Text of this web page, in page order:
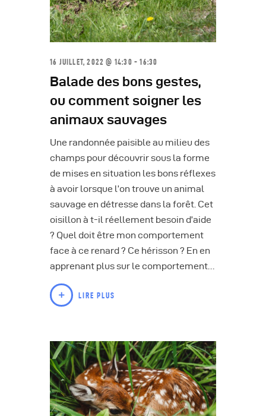
16 JUILLET, 2022 @ 14:30 - 16:30
Balade des bons gestes,
ou comment soigner les
animaux sauvages
Une randonnée paisible au milieu des
champs pour découvrir sous la forme
de mises en situation les bons réflexes
à avoir lorsque l’on trouve un animal
sauvage en détresse dans la forêt. Cet
oisillon à t-il réellement besoin d’aide
? Quel doit être mon comportement
face à ce renard ? Ce hérisson ? En en
apprenant plus sur le comportement…
LIRE PLUS